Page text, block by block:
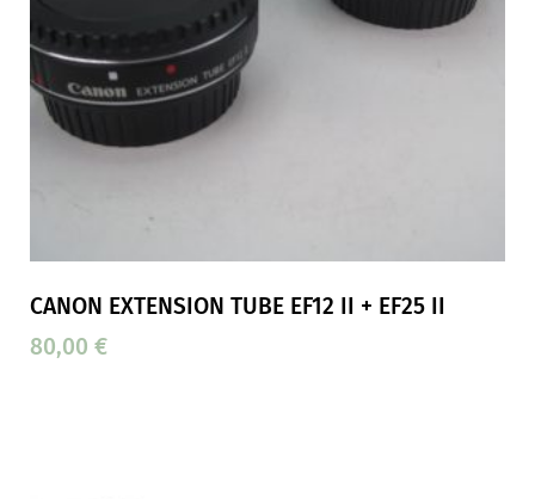
CANON EXTENSION TUBE EF12 II + EF25 II
80,00 €